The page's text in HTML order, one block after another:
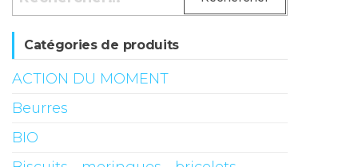
Catégories de produits
ACTION DU MOMENT
Beurres
BIO